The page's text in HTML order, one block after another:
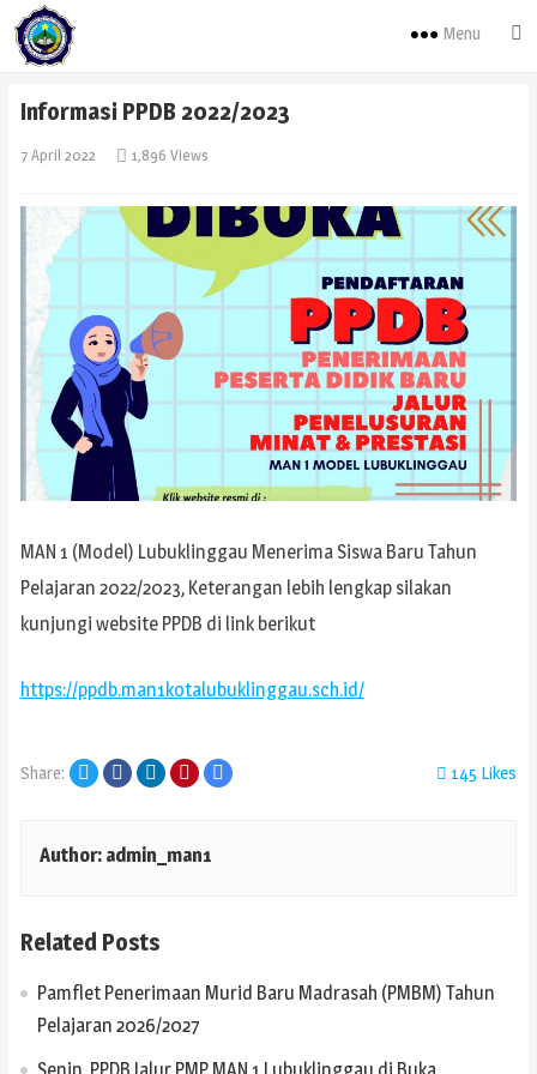
Menu
Informasi PPDB 2022/2023
7 April 2022 1,896 Views
MAN 1 (Model) Lubuklinggau Menerima Siswa Baru Tahun
Pelajaran 2022/2023, Keterangan lebih lengkap silakan
kunjungi website PPDB di link berikut
https://ppdb.man1kotalubuklinggau.sch.id/
Share: TwitterFacebook
LinkedInPinterest
Email 145 Likes
Author: admin_man1
Related Posts
Pamflet Penerimaan Murid Baru Madrasah (PMBM) Tahun
Pelajaran 2026/2027
Senin, PPDB Jalur PMP MAN 1 Lubuklinggau di Buka